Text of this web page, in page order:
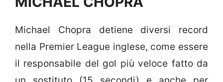
Michael Chopra detiene diversi record
nella Premier League inglese, come essere
il responsabile del gol più veloce fatto da